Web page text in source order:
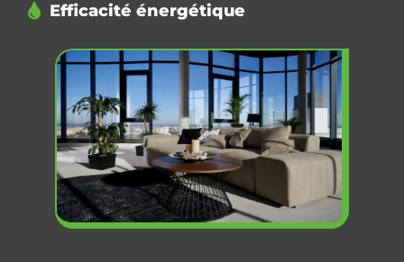
Efficacité énergétique